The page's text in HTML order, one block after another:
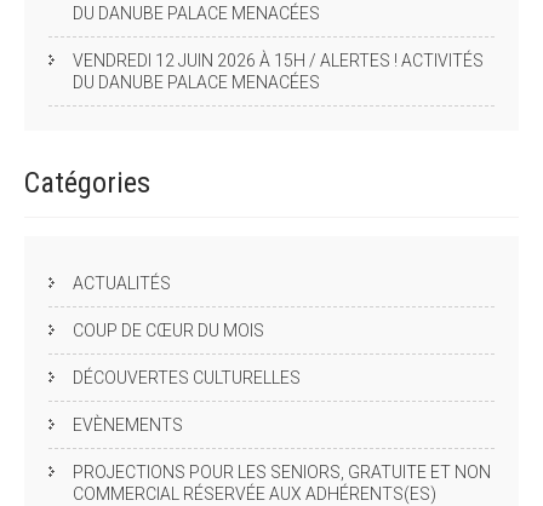
DU DANUBE PALACE MENACÉES
VENDREDI 12 JUIN 2026 À 15H / ALERTES ! ACTIVITÉS
DU DANUBE PALACE MENACÉES
Catégories
ACTUALITÉS
COUP DE CŒUR DU MOIS
DÉCOUVERTES CULTURELLES
EVÈNEMENTS
PROJECTIONS POUR LES SENIORS, GRATUITE ET NON
COMMERCIAL RÉSERVÉE AUX ADHÉRENTS(ES)